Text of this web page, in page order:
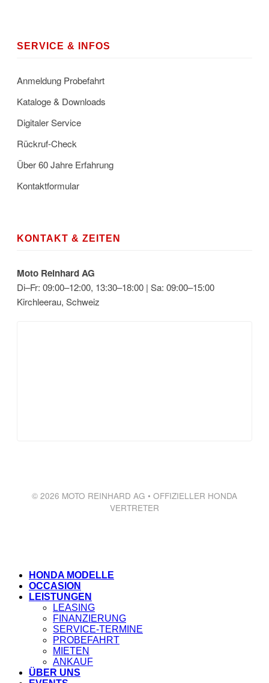
SERVICE & INFOS
Anmeldung Probefahrt
Kataloge & Downloads
Digitaler Service
Rückruf-Check
Über 60 Jahre Erfahrung
Kontaktformular
KONTAKT & ZEITEN
Moto Reinhard AG
Di–Fr: 09:00–12:00, 13:30–18:00 | Sa: 09:00–15:00
Kirchleerau, Schweiz
© 2026 MOTO REINHARD AG • OFFIZIELLER HONDA
VERTRETER
HONDA MODELLE
OCCASION
LEISTUNGEN
LEASING
FINANZIERUNG
SERVICE-TERMINE
PROBEFAHRT
MIETEN
ANKAUF
ÜBER UNS